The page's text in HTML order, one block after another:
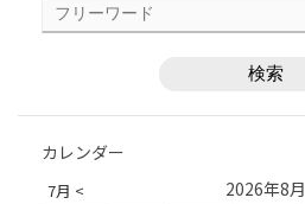
カレンダー
7月 < 2026年8月